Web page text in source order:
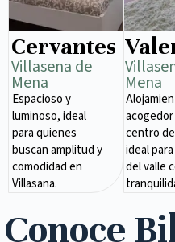
Cervantes
Villasena de
Mena​
Espacioso y
luminoso, ideal
para quienes
buscan amplitud y
comodidad en
Villasana.
Mena​
centro
ideal
del valle
Conoce